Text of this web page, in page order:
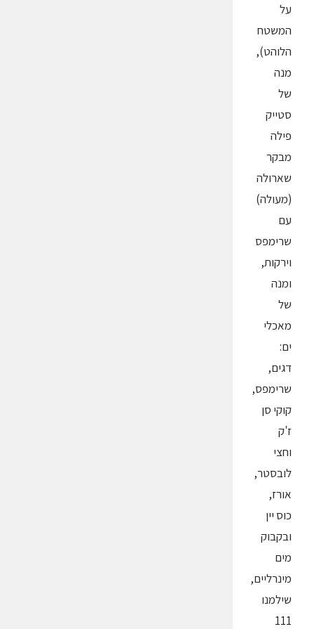
על
המשטח
הלוהט),
מנה
של
סטייק
פילה
מבקר
שארולה
(מעולה)
עם
שרימפס
וירקות,
ומנה
של
מאכלי
ים:
דגים,
שרימפס,
קוקי סן
ז'ק
וחצי
לובסטר,
אורז,
כוס יין
ובקבוק
מים
מינרליים,
שילמנו
111